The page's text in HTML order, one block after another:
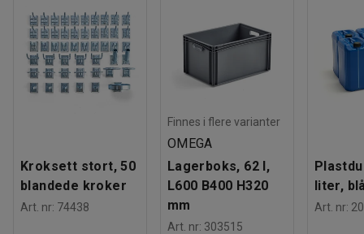
Kroksett stort, 50
blandede kroker
Art. nr: 74438
Finnes i flere varianter
OMEGA
Lagerboks, 62 l,
L600 B400 H320
mm
Art. nr: 303515
liter,
Art. nr: